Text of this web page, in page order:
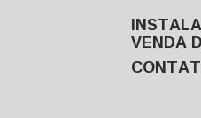
VENDA